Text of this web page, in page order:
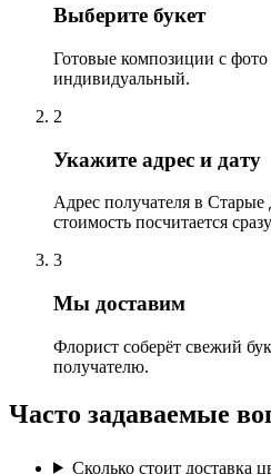
Выберите букет
Готовые композиции с
индивидуальный.
2
Укажите адрес и дату
Адрес получателя в
стоимость посчитается
3
Мы доставим
Флорист соберёт свежий
получателю.
Часто задаваемые
Сколько стоит доставка